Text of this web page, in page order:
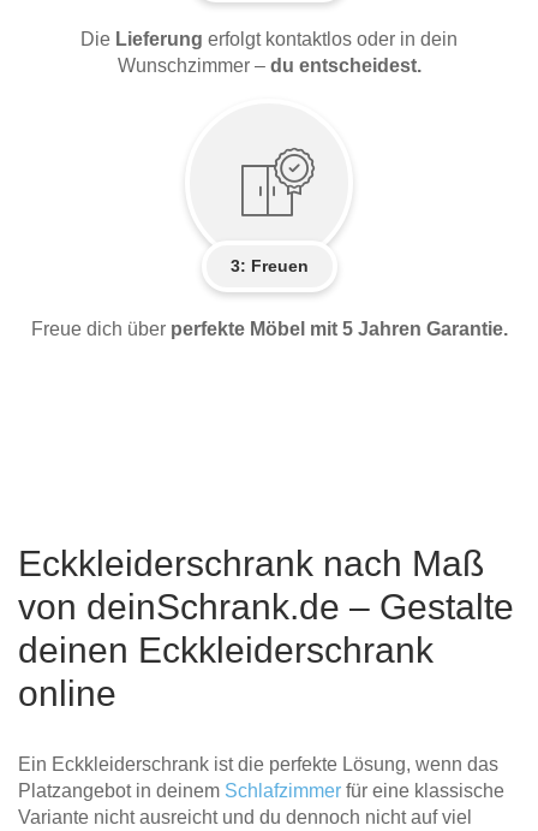
Die Lieferung erfolgt kontaktlos oder in dein
Wunschzimmer – du entscheidest.
3: Freuen
Freue dich über perfekte Möbel mit 5 Jahren Garantie.
Eckkleiderschrank nach Maß
von deinSchrank.de – Gestalte
deinen Eckkleiderschrank
online
Ein Eckkleiderschrank ist die perfekte Lösung, wenn das
Platzangebot in deinem Schlafzimmer für eine klassische
Variante nicht ausreicht und du dennoch nicht auf viel